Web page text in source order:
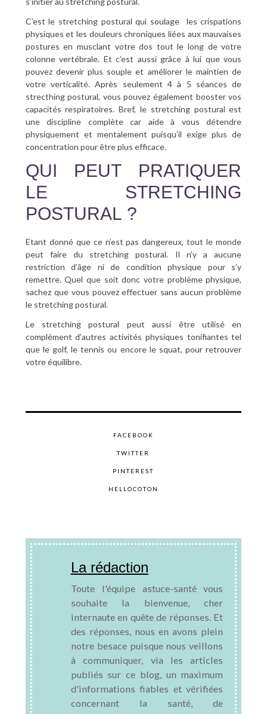
C’est le stretching postural qui soulage les crispations
physiques et les douleurs chroniques liées aux mauvaises
postures en musclant votre dos tout le long de votre
colonne vertébrale. Et c’est aussi grâce à lui que vous
pouvez devenir plus souple et améliorer le maintien de
votre verticalité. Après seulement 4 à 5 séances de
strecthing postural, vous pouvez également booster vos
capacités respiratoires. Bref, le stretching postural est
une discipline complète car aide à vous détendre
physiquement et mentalement puisqu’il exige plus de
concentration pour être plus efficace.
QUI PEUT PRATIQUER
LE STRETCHING
POSTURAL ?
Etant donné que ce n’est pas dangereux, tout le monde
peut faire du stretching postural. Il n’y a aucune
restriction d’âge ni de condition physique pour s’y
remettre. Quel que soit donc votre problème physique,
sachez que vous pouvez effectuer sans aucun problème
le stretching postural.
Le stretching postural peut aussi être utilisé en
complément d’autres activités physiques tonifiantes tel
que le golf, le tennis ou encore le squat, pour retrouver
votre équilibre.
FACEBOOK
TWITTER
PINTEREST
HELLOCOTON
La rédaction
Toute l'équipe astuce-santé vous
souhaite la bienvenue, cher
internaute en quête de réponses. Et
des réponses, nous en avons plein
notre besace puisque nous veillons
à communiquer, via les articles
publiés sur ce blog, un maximum
d'informations fiables et vérifiées
concernant la santé, de